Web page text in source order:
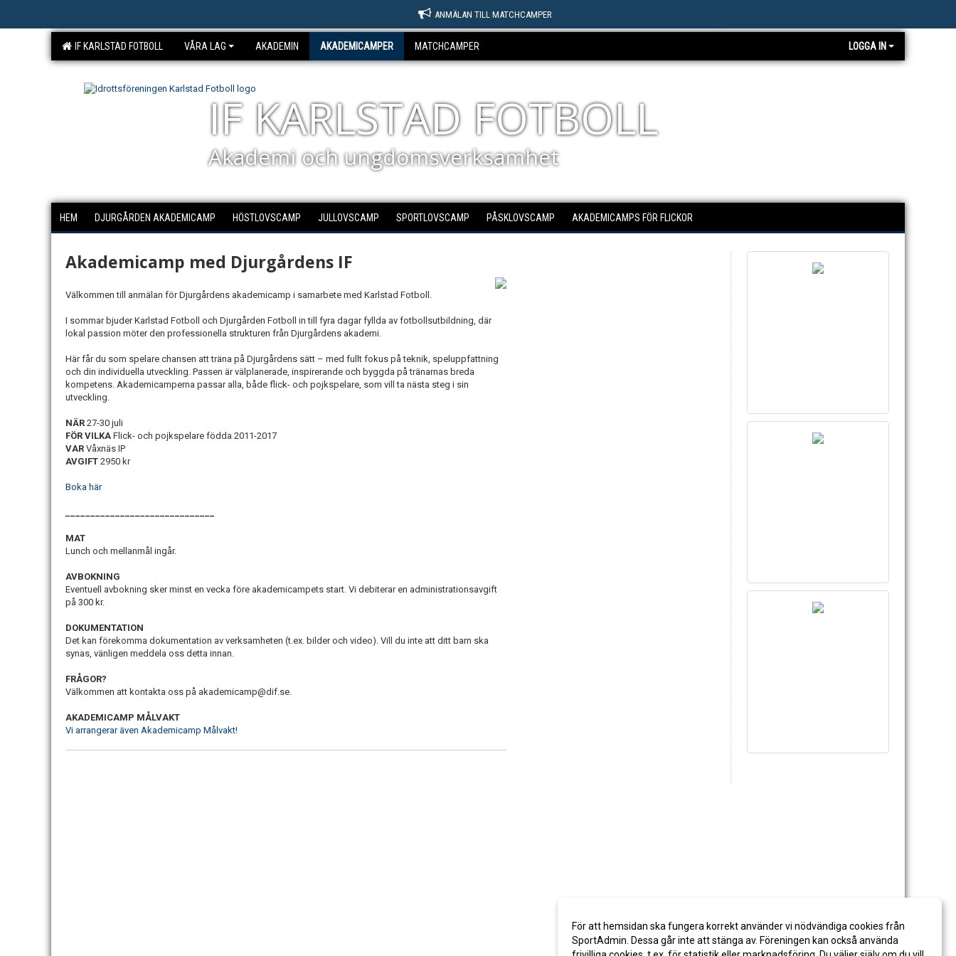
ANMÄLAN TILL MATCHCAMPER
IF KARLSTAD FOTBOLL VÅRA LAG AKADEMIN AKADEMICAMPER MATCHCAMPER LOGGA IN
IF KARLSTAD FOTBOLL
Akademi och ungdomsverksamhet
HEM DJURGÅRDEN AKADEMICAMP HÖSTLOVSCAMP JULLOVSCAMP SPORTLOVSCAMP PÅSKLOVSCAMP AKADEMICAMPS FÖR FLICKOR
Akademicamp med Djurgårdens IF
Välkommen till anmälan för Djurgårdens akademicamp i samarbete med Karlstad Fotboll.
I sommar bjuder Karlstad Fotboll och Djurgården Fotboll in till fyra dagar fyllda av fotbollsutbildning, där
lokal passion möter den professionella strukturen från Djurgårdens akademi.
Här får du som spelare chansen att träna på Djurgårdens sätt – med fullt fokus på teknik, speluppfattning
och din individuella utveckling. Passen är välplanerade, inspirerande och byggda på tränarnas breda
kompetens. Akademicamperna passar alla, både flick- och pojkspelare, som vill ta nästa steg i sin
utveckling.
NÄR 27-30 juli
FÖR VILKA Flick- och pojkspelare födda 2011-2017
VAR Våxnäs IP
AVGIFT 2950 kr
Boka här
______________________________
MAT
Lunch och mellanmål ingår.
AVBOKNING
Eventuell avbokning sker minst en vecka före akademicampets start. Vi debiterar en administrationsavgift
på 300 kr.
DOKUMENTATION
Det kan förekomma dokumentation av verksamheten (t.ex. bilder och video). Vill du inte att ditt barn ska
synas, vänligen meddela oss detta innan.
FRÅGOR?
Välkommen att kontakta oss på akademicamp@dif.se.
AKADEMICAMP MÅLVAKT
Vi arrangerar även Akademicamp Målvakt!
För att hemsidan ska fungera korrekt använder vi nödvändiga cookies från
SportAdmin. Dessa går inte att stänga av. Föreningen kan också använda